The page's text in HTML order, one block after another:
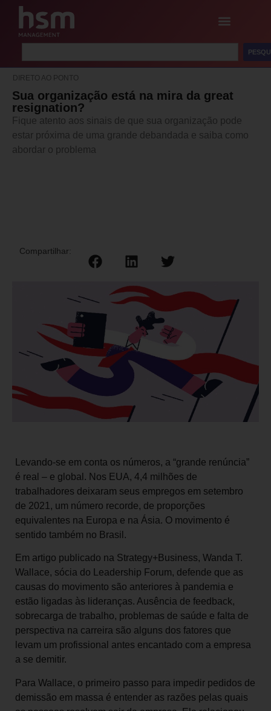
DIRETO AO PONTO
Sua organização está na mira da great
resignation?
Fique atento aos sinais de que sua organização pode
estar próxima de uma grande debandada e saiba como
abordar o problema
Compartilhar:
Levando-se em conta os números, a “grande renúncia”
é real – e global. Nos EUA, 4,4 milhões de
trabalhadores deixaram seus empregos em setembro
de 2021, um número recorde, de proporções
equivalentes na Europa e na Ásia. O movimento é
sentido também no Brasil.
Em artigo publicado na Strategy+Business, Wanda T.
Wallace, sócia do Leadership Forum, defende que as
causas do movimento são anteriores à pandemia e
estão ligadas às lideranças. Ausência de feedback,
sobrecarga de trabalho, problemas de saúde e falta de
perspectiva na carreira são alguns dos fatores que
levam um profissional antes encantado com a empresa
a se demitir.
Para Wallace, o primeiro passo para impedir pedidos de
demissão em massa é entender as razões pelas quais